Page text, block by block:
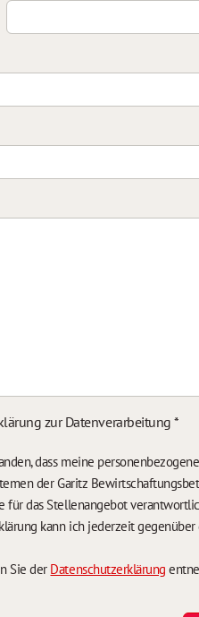
zur Datenverarbeitung*
dass meine
der Garitz
für das Stellenangebot
kann ich jederzeit
Sie der Datenschutzerklärung